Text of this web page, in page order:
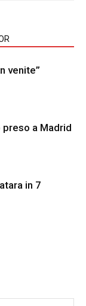
venite”
preso a Madrid
in 7